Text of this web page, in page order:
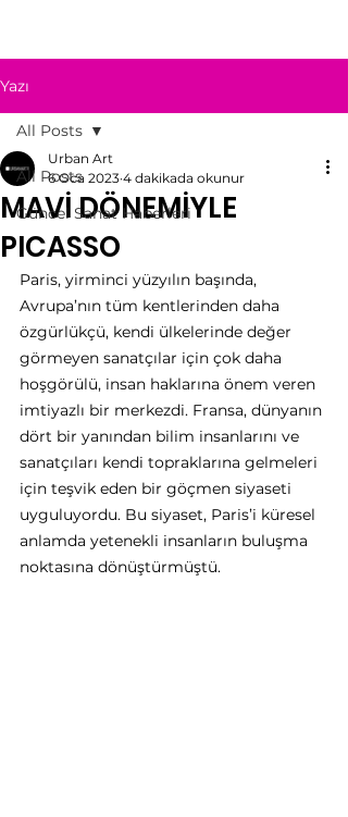
Yazı
All Posts
Güncel Sanat Haberleri
All Posts
MAVİ DÖNEMİYLE
PICASSO
Urban Art
6 Oca 2023 4 dakikada okunur
Paris, yirminci yüzyılın başında,
Avrupa’nın tüm kentlerinden daha
özgürlükçü, kendi ülkelerinde değer
görmeyen sanatçılar için çok daha
hoşgörülü, insan haklarına önem veren
imtiyazlı bir merkezdi. Fransa, dünyanın
dört bir yanından bilim insanlarını ve
sanatçıları kendi topraklarına gelmeleri
için teşvik eden bir göçmen siyaseti
uyguluyordu. Bu siyaset, Paris’i küresel
anlamda yetenekli insanların buluşma
noktasına dönüştürmüştü.